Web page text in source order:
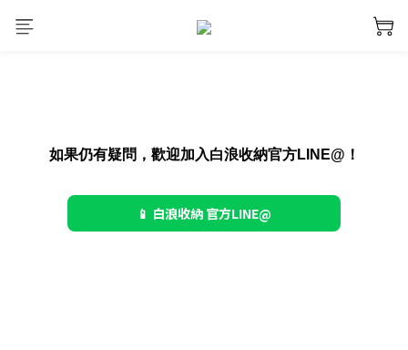
如果仍有疑問，歡迎加入白浪收納官方LINE@！
📱 白浪收納 官方LINE@